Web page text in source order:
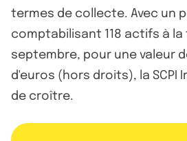
termes de collecte. Avec un
comptabilisant 118 actifs à la
septembre, pour une valeur
d'euros (hors droits), la SCPI
de croître.